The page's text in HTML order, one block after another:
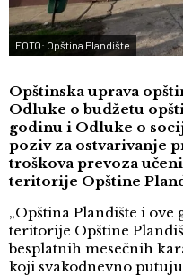
FOTO: Opština Plandište
Opštinska uprava
Odluke o budžetu
godinu i Odluke o
poziv za ostvarivanje
troškova prevoza
teritorije Opštine
„Opština Plandište i
teritorije Opštine
besplatnih mesečnih
koji svakodnevno